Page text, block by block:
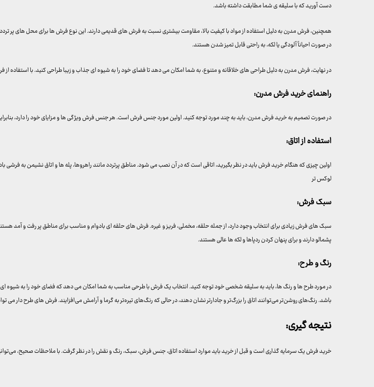
دست آورید که با سلیقه ی شما مطابقت داشته باشد.
همچنین، فرش مدرن به دلیل استفاده از مواد با کیفیت بالا، مقاومت بیشتری نسبت به فرش های قدیمی دارند. این نوع فرش ها برای محل های پر
در صورت احیاناً آلودگی یا لکه، به راحتی قابل تمیز شدن هستند.
در نهایت، فرش مدرن به دلیل طراحی های خلاقانه و متنوع، به شما امکان می دهد تا فضای خود را به شیوه ای جذاب و زیبا طراحی کنید. با استفاده
راهنمای خرید فرش مدرن:
در صورت تصمیم به خرید فرش مدرن، باید به چند مورد توجه کنید. اولین مورد جنس فرش است. هر جنس فرش ویژگی ها و مزایای خود را دارد،
استفاده از اتاق:
اولین چیزی که هنگام خرید فرش باید در نظر بگیرید، اتاقی است که در آن نصب می شود. مناطق پرتردد مانند راهروها، پله ها و اتاق نشیمن به فرشی
لوکس تر
سبک فرش:
سبک های فرش زیادی برای انتخاب وجود دارد، از جمله حلقه، مخملی، فریز و غیره. فرش های حلقه ای بادوام و مناسب برای مناطق پر رفت و آمد
پشمالو دارند و برای پنهان کردن ردپاها و لکه ها عالی هستند.
رنگ و طرح:
در مورد طرح ها و رنگ ها، باید به سلیقه شخصی خود توجه کنید. انتخاب یک فرش با طرحی مناسب به شما امکان می دهد که فضای خود را به شیوه
باشد. رنگ‌های روشن‌تر می‌توانند اتاق را بزرگ‌تر و جادارتر نشان دهند، در حالی که رنگ‌های تیره‌تر به گرما و آرامش می‌افزایند. فرش های طرح دار می
نتیجه گیری:
خرید فرش یک سرمایه گذاری است و قبل از خرید باید موارد استفاده اتاق، جنس فرش، سبک، رنگ و نقش را در نظر گرفت. با ملاحظات صحیح،